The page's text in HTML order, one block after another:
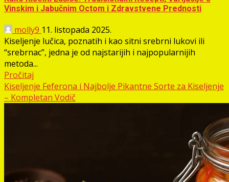
Vinskim i Jabučnim Octom i Zdravstvene Prednosti
molly9 11. listopada 2025.
Kiseljenje lučica, poznatih i kao sitni srebrni lukovi ili
“srebrnac”, jedna je od najstarijih i najpopularnijih
metoda...
Pročitaj
Kiseljenje Feferona i Najbolje Pikantne Sorte za Kiseljenje
– Kompletan Vodič